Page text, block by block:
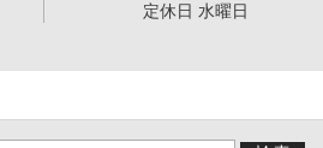
定休日 水曜日